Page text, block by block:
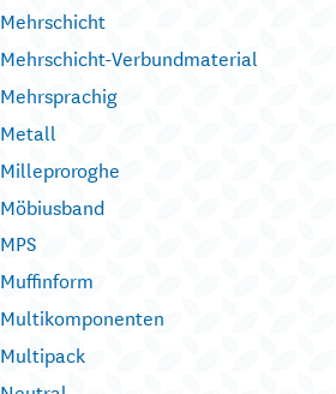
Mehrschicht
Mehrschicht-Verbundmaterial
Mehrsprachig
Metall
Milleproroghe
Möbiusband
MPS
Muffinform
Multikomponenten
Multipack